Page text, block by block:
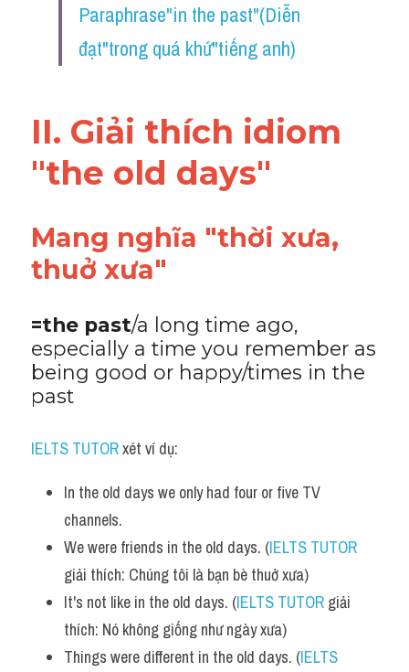
Speaking
Writing
Vocabulary
Paraphrase"in the past"(Diễn
đạt"trong quá khứ"tiếng anh)
II. Giải thích idiom
"the old days"
Mang nghĩa "thời xưa,
thuở xưa"
=the past/a long time ago,
especially a time you remember as
being good or happy/times in the
past
IELTS TUTOR xét ví dụ:
In the old days we only had four or five TV
channels.
We were friends in the old days. (IELTS TUTOR
giải thích: Chúng tôi là bạn bè thuở xưa)
It's not like in the old days. (IELTS TUTOR giải
thích: Nó không giống như ngày xưa)
Things were different in the old days. (IELTS